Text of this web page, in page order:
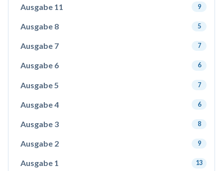
Ausgabe 11 9
Ausgabe 8 5
Ausgabe 7 7
Ausgabe 6 6
Ausgabe 5 7
Ausgabe 4 6
Ausgabe 3 8
Ausgabe 2 9
Ausgabe 1 13